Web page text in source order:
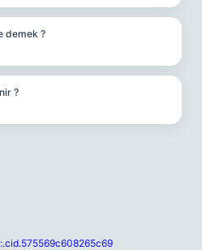
demek ?
?